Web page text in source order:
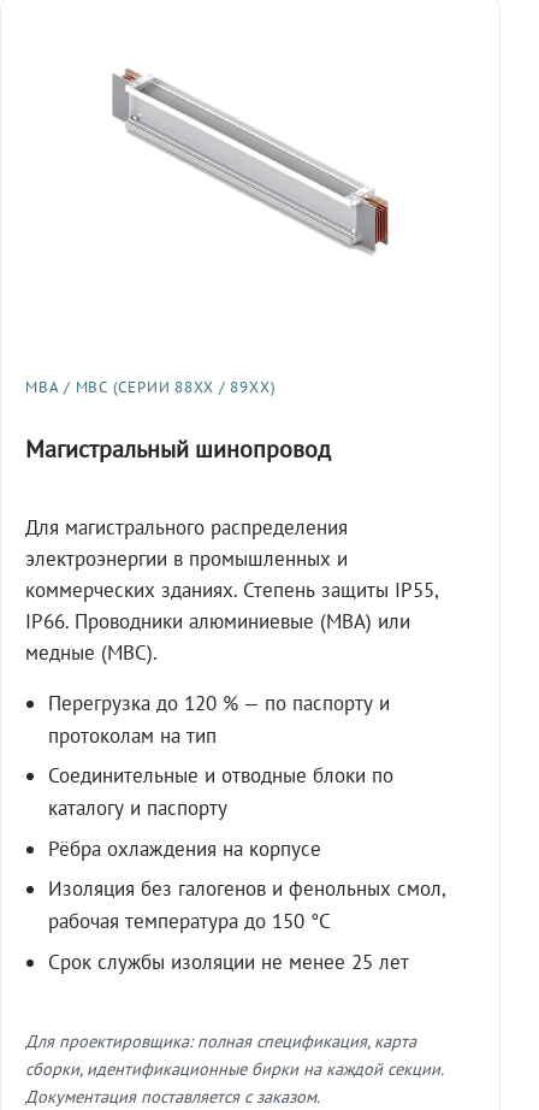
МВА / МВС (СЕРИИ 88XX / 89XX)
Магистральный шинопровод
Для магистрального распределения
электроэнергии в промышленных и
коммерческих зданиях. Степень защиты IP55,
IP66. Проводники алюминиевые (МВА) или
медные (МВС).
Перегрузка до 120 % — по паспорту и
протоколам на тип
Соединительные и отводные блоки по
каталогу и паспорту
Рёбра охлаждения на корпусе
Изоляция без галогенов и фенольных смол,
рабочая температура до 150 °C
Срок службы изоляции не менее 25 лет
Для проектировщика: полная спецификация, карта
сборки, идентификационные бирки на каждой секции.
Документация поставляется с заказом.